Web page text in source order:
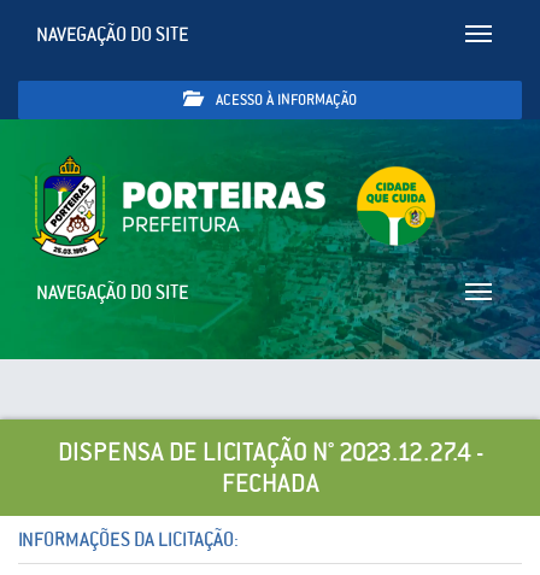
Toggle
NAVEGAÇÃO DO SITE
ACESSO À INFORMAÇÃO
Toggle
NAVEGAÇÃO DO SITE
DISPENSA DE LICITAÇÃO N° 2023.12.27.4 -
FECHADA
INFORMAÇÕES DA LICITAÇÃO: